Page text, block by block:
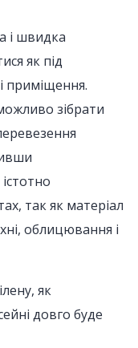
і швидка
як під
приміщення.
зібрати
так як матеріал
облицювання і
як
довго буде